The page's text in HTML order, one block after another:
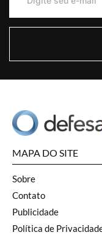
MAPA DO SITE
Sobre
Contato
Publicidade
Política de